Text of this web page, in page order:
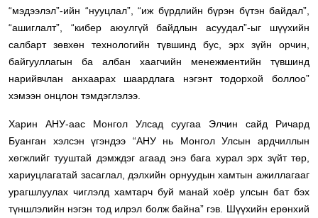
“мэдээлэл”-ийн “нууцлал”, “иж бүрдлийн бүрэн бүтэн байдал”,
“ашиглалт”, “кибер аюулгүй байдлын асуудал”-ыг шүүхийн
салбарт зөвхөн технологийн түвшинд бус, эрх зүйн орчин,
байгууллагын ба албан хаагчийн менежментийн түвшинд
нарийвчлан анхаарах шаардлага нэгэнт тодорхой боллоо”
хэмээн онцлон тэмдэглэлээ.
Харин АНУ-аас Монгол Улсад суугаа Элчин сайд Ричард
Буанган хэлсэн үгэндээ “АНУ нь Монгол Улсын ардчиллын
хөгжлийг тууштай дэмждэг агаад энэ бага хурал эрх зүйт төр,
хариуцлагатай засаглал, дэлхийн орнуудын хамтын ажиллагааг
урагшлуулах чиглэлд хамтарч буй манай хоёр улсын бат бэх
түншлэлийн нэгэн тод илрэл болж байна” гэв. Шүүхийн ерөнхий